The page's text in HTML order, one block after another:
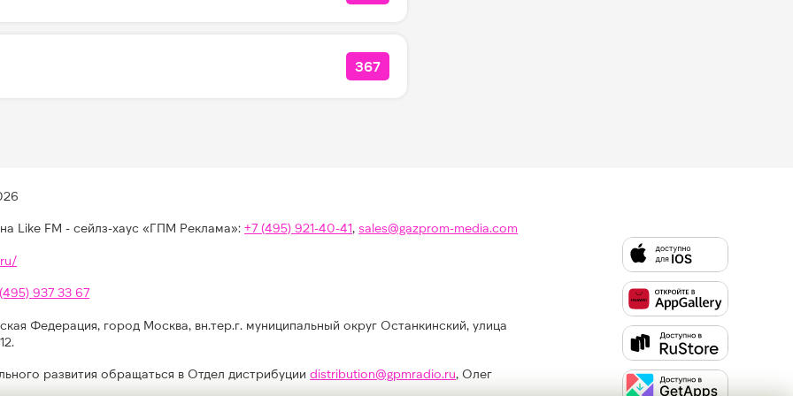
КОЛИЧЕСТВО ЛАЙКОВ ЗА "GLIDE - NEIKED & PORTUGAL.
367
на Like FM - сейлз-хаус «ГПМ Реклама»:+7 (495) 921-40-41,sales@gazprom-media.com
937 33 67
Федерация, город Москва, вн.тер.г. муниципальный округ Останкинский, улица
развития обращаться в Отдел дистрибуцииdistribution@gpmradio.ru, Олег